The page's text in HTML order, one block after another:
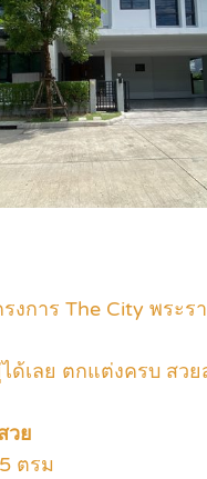
งการ The City พระร
ได้เลย ตกแต่งครบ สว
วย
ตรม